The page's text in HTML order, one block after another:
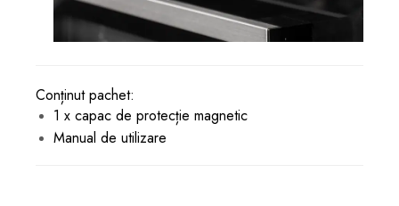
Conținut pachet:
1 x capac de protecție magnetic
Manual de utilizare